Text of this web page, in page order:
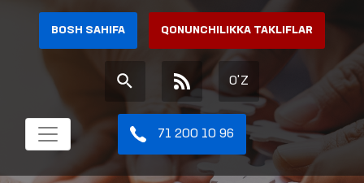
BOSH SAHIFA QONUNCHILIKKA TAKLIFLAR
O'Z
71 200 10 96